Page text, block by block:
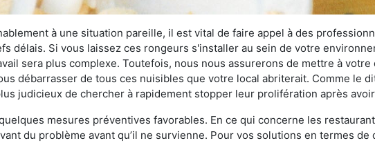
à une situation pareille, il est vital de faire appel à des
délais. Si vous laissez ces rongeurs s'installer au sein de votre
sera plus complexe. Toutefois, nous nous assurerons de mettre à
débarrasser de tous ces nuisibles que votre local abriterait. Comme le
judicieux de chercher à rapidement stopper leur prolifération après
mesures préventives favorables. En ce qui concerne les
du problème avant qu’il ne survienne. Pour vos solutions en termes